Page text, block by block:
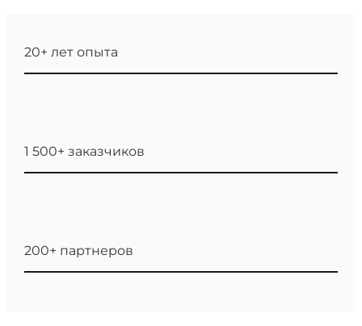
20+ лет опыта
1 500+ заказчиков
200+ партнеров